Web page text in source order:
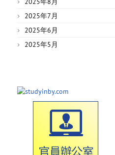
2025年7月
2025年6月
2025年5月